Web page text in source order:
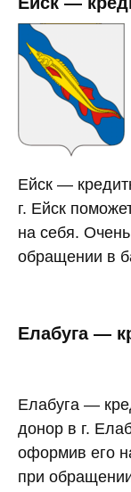
Ейск —
г. Ейск
на себя.
обращении в
Елабуга —
Елабуга —
донор в г.
оформив его
при